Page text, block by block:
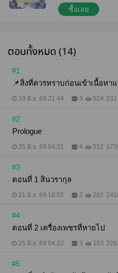
รอบตัวมาตั้งแต่เด็กโด
คนเดียวที่มี ทว่ามันคื
อาชญากรรมมากกว่า
ตั้งใจจะเปลี่ยนแปลง
ทำร้ายร่างกายและจิตใ
ทุกอย่างได้ เขาต้องหา
เจอ แล้วเขาก็ได้ไปเ
สนองนี้ดเพื่อไม่ให้เครี
ซื้อเลย
ตอนทั้งหมด (14)
#1
📌สิ่งที่ควรทราบก่อนเข้าเนื้อหา
19 มิ.ย. 69 21:44 3 524
#2
Prologue
25 มิ.ย. 69 04:21 4 512
#3
ตอนที่ 1 สินวรากุล
21 มิ.ย. 69 18:55 2 282
#4
ตอนที่ 2 เครื่องเพชรที่หายไป
25 มิ.ย. 69 04:22 3 153
#5